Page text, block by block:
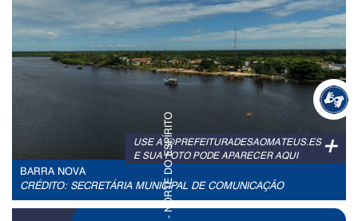
+
USE A @PREFEITURADESAOMATEUS.ES
E SUA FOTO PODE APARECER AQUI
BARRA NOVA
CRÉDITO: SECRETÁRIA MUNICIPAL DE COMUNICAÇÃO